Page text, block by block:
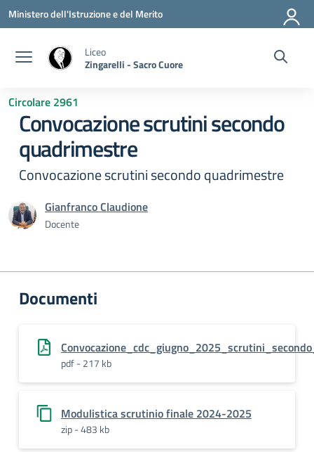
Vai ai contenuti
Vai al menu di navigazione
Vai al footer
Ministero dell'Istruzione e del Merito
Liceo
Zingarelli - Sacro Cuore
Circolare 2961
Convocazione scrutini secondo
quadrimestre
Convocazione scrutini secondo quadrimestre
Gianfranco Claudione
Docente
Documenti
pdf - 217 kb
Modulistica scrutinio finale 2024-2025
zip - 483 kb